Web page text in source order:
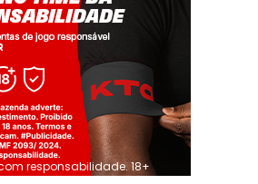
responsabilidade. 18+